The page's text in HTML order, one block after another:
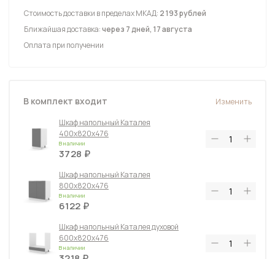
Стоимость доставки в пределах МКАД: 2 193 рублей
Ближайшая доставка:через 7 дней, 17 августа
Оплата при получении
В комплект входит Изменить
Шкаф напольный Каталея
400х820х476
В наличии
3728
Шкаф напольный Каталея
800х820х476
В наличии
6122
Шкаф напольный Каталея духовой
600х820х476
В наличии